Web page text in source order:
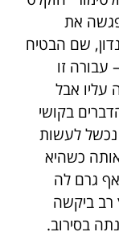
פגשה את
שם הבטיח
עבורה זו
עליו אבל
בקושי
נכשל לעשות
כשהיא
גרם לה
ביקשה
בסירוב.